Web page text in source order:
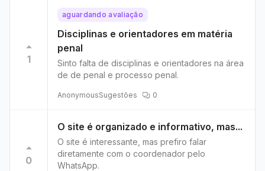
1
aguardando avaliação
Disciplinas e orientadores em matéria
penal
Sinto falta de disciplinas e orientadores na área
de de penal e processo penal.
AnonymousSugestões 0
0
O site é organizado e informativo, mas...
O site é interessante, mas prefiro falar
diretamente com o coordenador pelo
WhatsApp.